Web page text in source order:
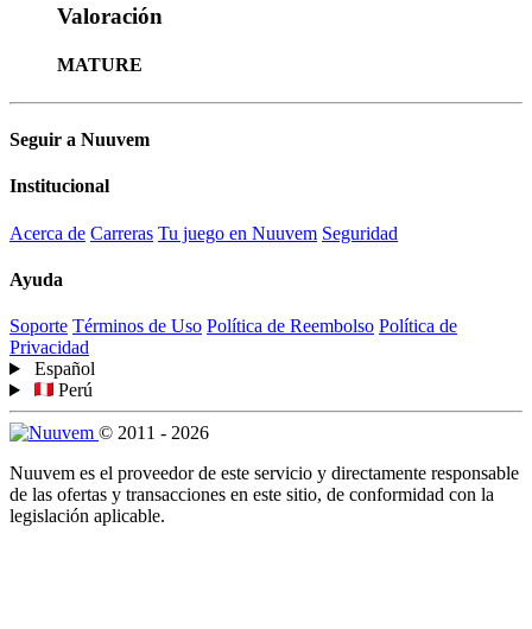
Valoración
MATURE
Seguir a Nuuvem
Institucional
Acerca de Carreras Tu juego en Nuuvem Seguridad
Ayuda
Soporte Términos de Uso Política de Reembolso Política de
Privacidad
Español
Perú
© 2011 - 2026
Nuuvem es el proveedor de este servicio y directamente responsable
de las ofertas y transacciones en este sitio, de conformidad con la
legislación aplicable.